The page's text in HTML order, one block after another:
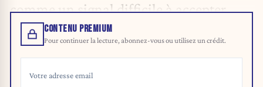
comme un signal difficile à accepter.
CONTENU PREMIUM
Pour continuer la lecture, abonnez-vous ou utilisez un crédit.